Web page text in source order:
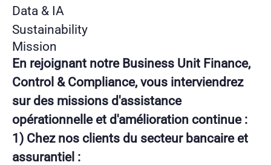
Data & IA
Sustainability
Mission
En rejoignant notre Business Unit Finance,
Control & Compliance, vous interviendrez
sur des missions d'assistance
opérationnelle et d'amélioration continue :
1) Chez nos clients du secteur bancaire et
assurantiel :